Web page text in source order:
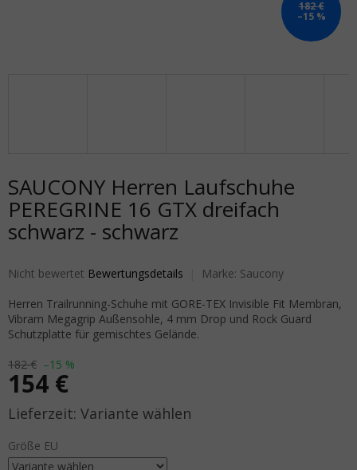
182 €
–15 %
SAUCONY Herren Laufschuhe
PEREGRINE 16 GTX dreifach
schwarz - schwarz
Die durchschnittliche Produktbewertung ist 0,0 von 5 Sternen.
Nicht bewertet Bewertungsdetails Marke: Saucony
182 € –15 %
154 €
Verkaufspreis: Variante wählen
Größe EU
Herren Trailrunning-Schuhe mit GORE-TEX Invisible Fit Membran,
Vibram Megagrip Außensohle, 4 mm Drop und Rock Guard
Schutzplatte für gemischtes Gelände.